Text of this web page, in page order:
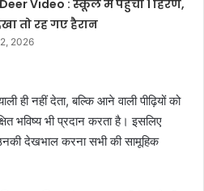
Video : स्कूल में पहुंचा 1 हिरण,
तो रह गए हैरान
2026
ही नहीं देता, बल्कि आने वाली पीढ़ियों को
भविष्य भी प्रदान करता है। इसलिए
देखभाल करना सभी की सामूहिक